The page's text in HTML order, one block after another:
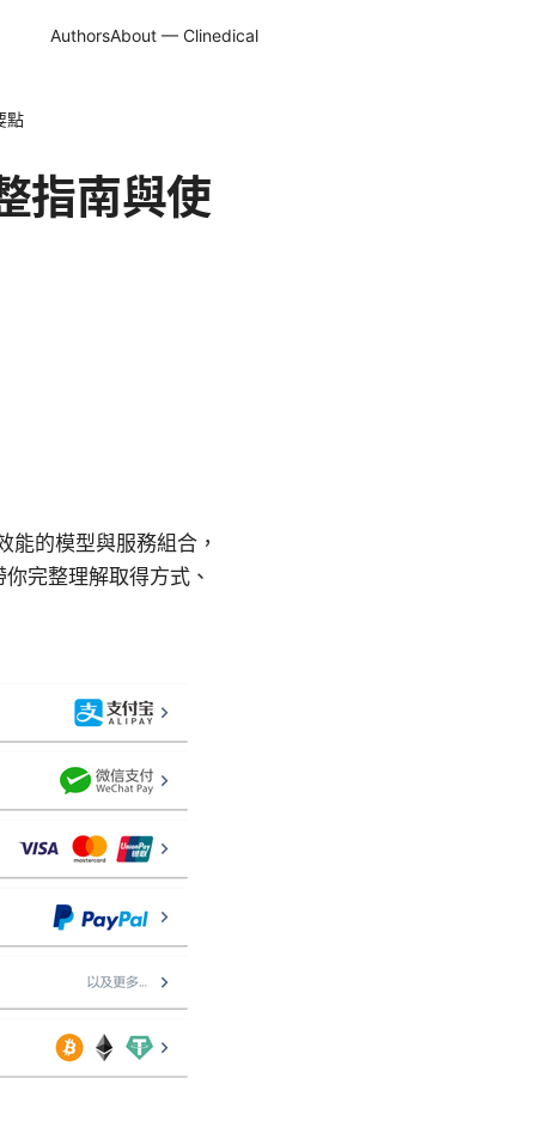
AuthorsAbout — Clinedical
點
指南與使
的模型與服務組合，
完整理解取得方式、